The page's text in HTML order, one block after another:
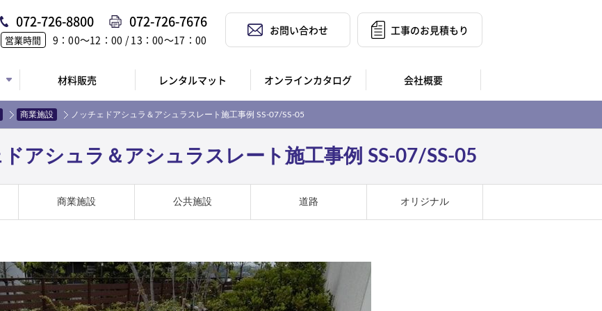
072-726-8800 072-726-7676
営業時間 9：00〜12：00 / 13：00〜17：00
お問い合わせ 工事のお見積もり
材料販売 レンタルマット オンラインカタログ 会社概要
商業施設 ノッチェドアシュラ＆アシュラスレート施工事例 SS-07/SS-05
アシュラ＆アシュラスレート施工事例 SS-07/SS-05
商業施設 公共施設 道路 オリジナル